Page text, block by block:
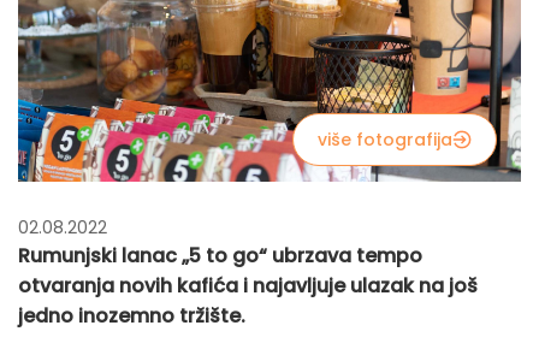
više fotografija
02.08.2022
Rumunjski lanac „5 to go“ ubrzava tempo
otvaranja novih kafića i najavljuje ulazak na još
jedno inozemno tržište.